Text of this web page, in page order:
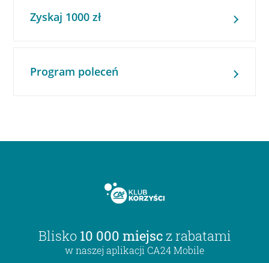
Zyskaj 1000 zł
Program poleceń
Blisko 10 000 miejsc z rabatami
w naszej aplikacji CA24 Mobile